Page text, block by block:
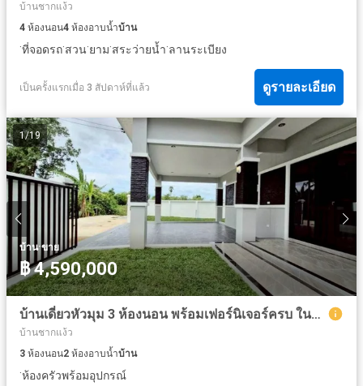
บ้านชากแง้ว
4 ห้องนอน4 ห้องอาบน้ำบ้าน
·ที่จอดรถ·สวน·ยาม·สระว่ายน้ำ·ลานระเบียง
เป็นครั้งแรกเมื่อ 3 สัปดาห์ที่แล้ว ดูรายละเอียด
1/19
บ้าน·ขาย
฿ 4,590,000
บ้านเดี่ยวหัวมุม 3 ห้องนอน พร้อมเฟอร์นิเจอร์ครบ ในห้วยใหญ่
บ้านชากแง้ว
3 ห้องนอน2 ห้องอาบน้ำบ้าน
·ห้องครัวพร้อมอุปกรณ์